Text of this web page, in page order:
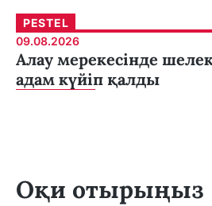
PESTEL
09.08.2026
Алау мерекесінде
адам күйіп қалды
Оқи отырыңыз